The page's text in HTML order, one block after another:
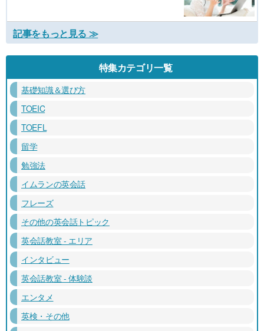
記事をもっと見る ≫
特集カテゴリ一覧
基礎知識＆選び方
TOEIC
TOEFL
留学
勉強法
イムランの英会話
フレーズ
その他の英会話トピック
英会話教室 - エリア
インタビュー
英会話教室 - 体験談
エンタメ
英検・その他